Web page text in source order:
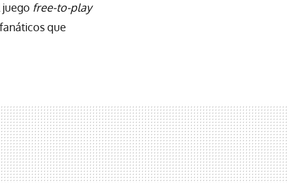
free-to-play
que